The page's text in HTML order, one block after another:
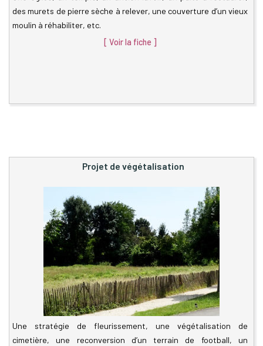
des murets de pierre sèche à relever, une couverture d’un vieux
moulin à réhabiliter, etc.
[ Voir la fiche ]
Projet de végétalisation
Une stratégie de fleurissement, une végétalisation de
cimetière, une reconversion d’un terrain de football, un